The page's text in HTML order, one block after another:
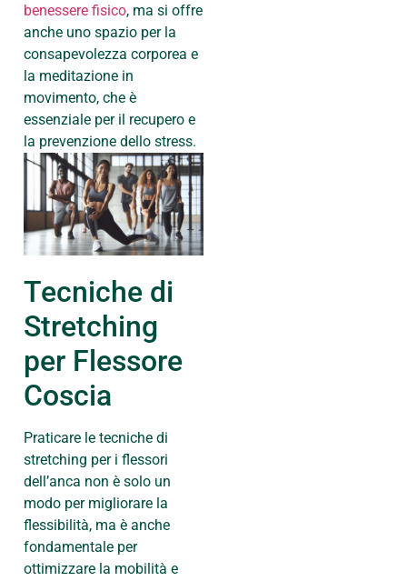
benessere fisico, ma si offre
anche uno spazio per la
consapevolezza corporea e
la meditazione in
movimento, che è
essenziale per il recupero e
la prevenzione dello stress.
Tecniche di
Stretching
per Flessore
Coscia
Praticare le tecniche di
stretching per i flessori
dell’anca non è solo un
modo per migliorare la
flessibilità, ma è anche
fondamentale per
ottimizzare la mobilità e